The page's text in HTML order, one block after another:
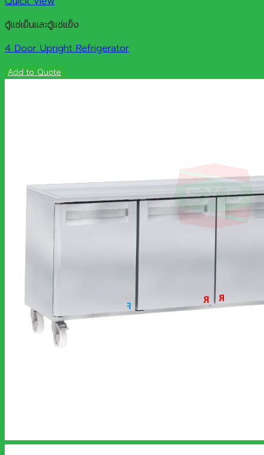
ตู้แช่เย็นและตู้แช่แข็ง
4 Door Upright Refrigerator
Add to Quote